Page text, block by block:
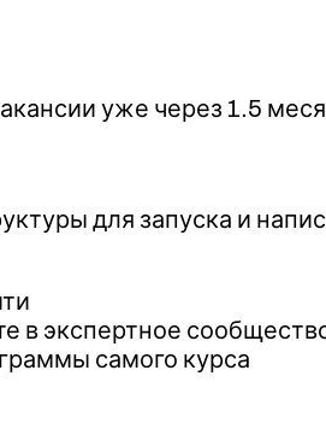
уже через 1.5
для запуска и
в экспертное
самого курса